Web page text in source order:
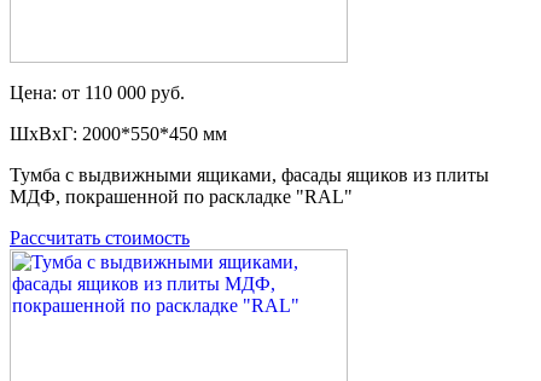
Цена: от 110 000 руб.
ШxВxГ: 2000*550*450 мм
Тумба с выдвижными ящиками, фасады ящиков из плиты
МДФ, покрашенной по раскладке "RAL"
Рассчитать стоимость